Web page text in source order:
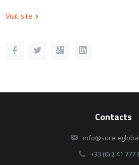
Visit site
Contacts
+33 (0) 2 41 777